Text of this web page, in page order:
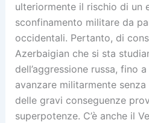
ulteriormente il rischio di un
sconfinamento militare da
occidentali. Pertanto, di
Azerbaigian che si sta
dell’aggressione russa, fino
avanzare militarmente
delle gravi conseguenze
superpotenze. C’è anche il